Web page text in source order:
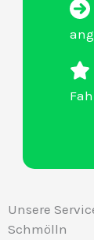
Unsere
Schmölln